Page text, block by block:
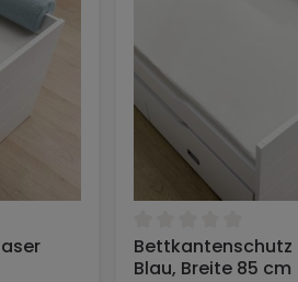
von 0 von 5 Sternen In den
Durchschnittliche
Bettkantenschutz
Blau, Breite 85 cm